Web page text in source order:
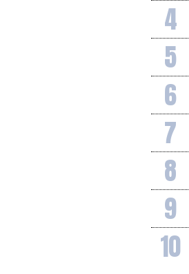
4
5
6
7
8
9
10